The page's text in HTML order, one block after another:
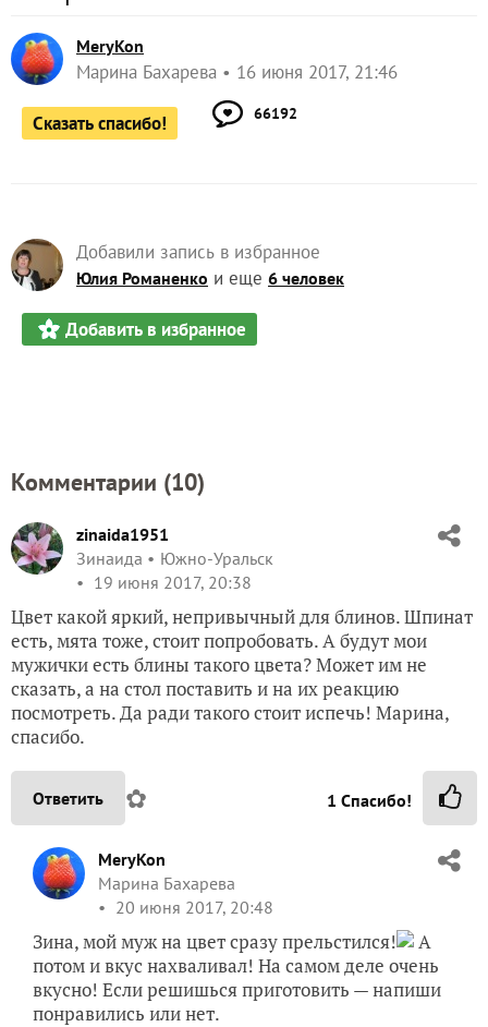
MeryKon
Марина Бахарева 16 июня 2017, 21:46
Сказать спасибо! 66192
Добавили запись в избранное
Юлия Романенко и еще 6 человек
Добавить в избранное
Комментарии (10)
zinaida1951
Зинаида
Южно-Уральск
19 июня 2017, 20:38
Цвет какой яркий, непривычный для блинов. Шпинат
есть, мята тоже, стоит попробовать. А будут мои
мужички есть блины такого цвета? Может им не
сказать, а на стол поставить и на их реакцию
посмотреть. Да ради такого стоит испечь! Марина,
спасибо.
Ответить ✿ 1 Спасибо!
MeryKon
Марина Бахарева
20 июня 2017, 20:48
Зина, мой муж на цвет сразу прельстился!
А
потом и вкус нахваливал! На самом деле очень
вкусно! Если решишься приготовить — напиши
понравились или нет.